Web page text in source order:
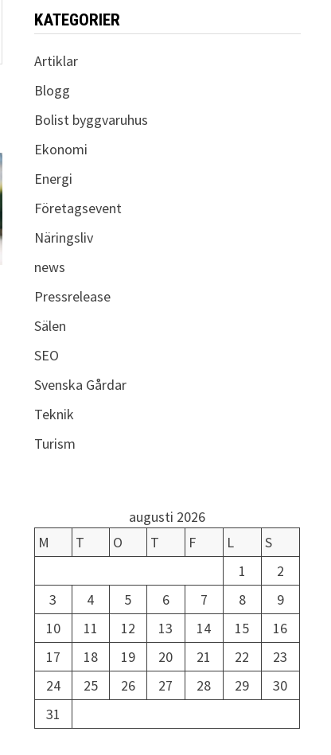
KATEGORIER
Artiklar
Blogg
Bolist byggvaruhus
Ekonomi
Energi
Företagsevent
Näringsliv
news
Pressrelease
Sälen
SEO
Svenska Gårdar
Teknik
Turism
augusti 2026
M
T O T F L
S
1
2
3
4 5 6 7 8
9
10
11 12 13 14 15
16
17
18 19 20 21 22
23
24
25 26 27 28 29
30
31